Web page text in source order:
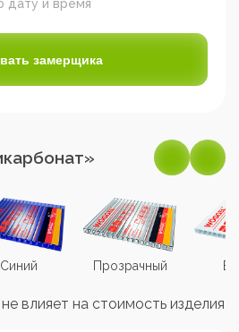
дату и время
замерщика
Синий Прозрачный
влияет на стоимость изделия